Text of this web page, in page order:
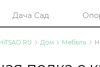
Дача Сад
Дом Мебель